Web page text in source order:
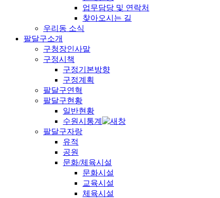
업무담당 및 연락처
찾아오시는 길
우리동 소식
팔달구소개
구청장인사말
구정시책
구정기본방향
구정계획
팔달구연혁
팔달구현황
일반현황
수원시통계
팔달구자랑
유적
공원
문화/체육시설
문화시설
교육시설
체육시설